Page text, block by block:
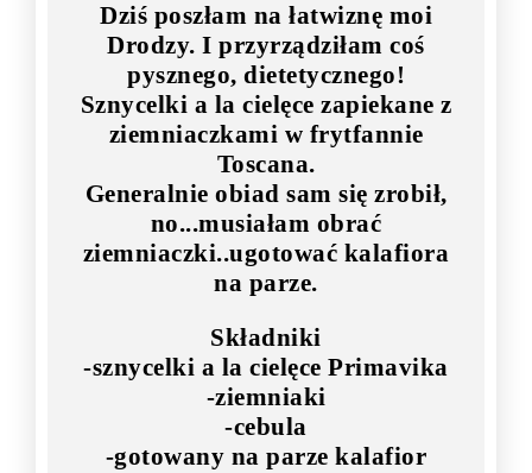
Dziś poszłam na łatwiznę moi
Drodzy. I przyrządziłam coś
pysznego, dietetycznego!
Sznycelki a la cielęce zapiekane z
ziemniaczkami w frytfannie
Toscana.
Generalnie obiad sam się zrobił,
no...musiałam obrać
ziemniaczki..ugotować kalafiora
na parze.
Składniki
-sznycelki a la cielęce Primavika
-ziemniaki
-cebula
-gotowany na parze kalafior